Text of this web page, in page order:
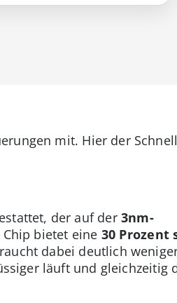
mit. Hier der
der auf der 3nm-
bietet eine 30 Prozent
dabei deutlich
läuft und gleichzeitig